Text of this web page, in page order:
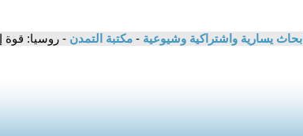
ابحاث يسارية واشتراكية وشيوعية - مكتبة التمدن - روسيا: قوة